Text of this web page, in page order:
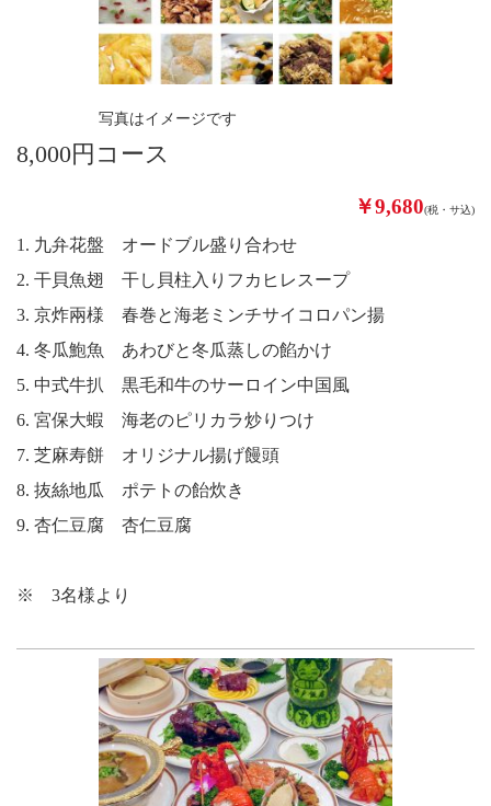
写真はイメージです
8,000円コース
￥9,680(税・サ込)
1. 九弁花盤 オードブル盛り合わせ
2. 干貝魚翅 干し貝柱入りフカヒレスープ
3. 京炸兩様 春巻と海老ミンチサイコロパン揚
4. 冬瓜鮑魚 あわびと冬瓜蒸しの餡かけ
5. 中式牛扒 黒毛和牛のサーロイン中国風
6. 宮保大蝦 海老のピリカラ炒りつけ
7. 芝麻寿餅 オリジナル揚げ饅頭
8. 抜絲地瓜 ポテトの飴炊き
9. 杏仁豆腐 杏仁豆腐
※ 3名様より